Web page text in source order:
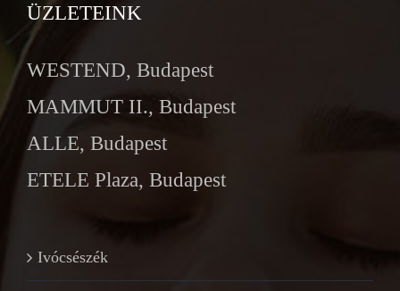
ÜZLETEINK
WESTEND, Budapest
MAMMUT II., Budapest
ALLE, Budapest
ETELE Plaza, Budapest
Ivócsészék